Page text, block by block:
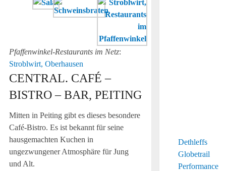
Pfaffenwinkel-Restaurants im Netz:
Stroblwirt, Oberhausen
CENTRAL. CAFÉ –
BISTRO – BAR, PEITING
Mitten in Peiting gibt es dieses besondere
Café-Bistro. Es ist bekannt für seine
hausgemachten Kuchen in
ungezwungener Atmosphäre für Jung
und Alt.
Dethleffs
Globetrail
Performance